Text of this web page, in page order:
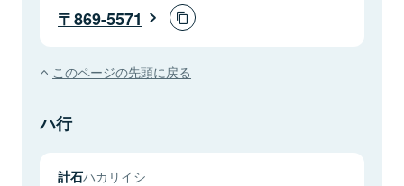
869-5571
このページの先頭に戻る
ハ行
計石ハカリイシ